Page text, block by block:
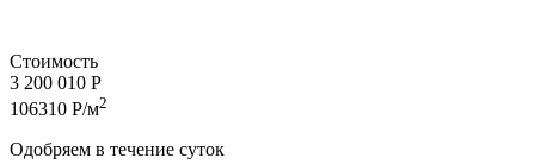
Стоимость
3 200 010 Р
106310 Р/м2
Одобряем в течение суток